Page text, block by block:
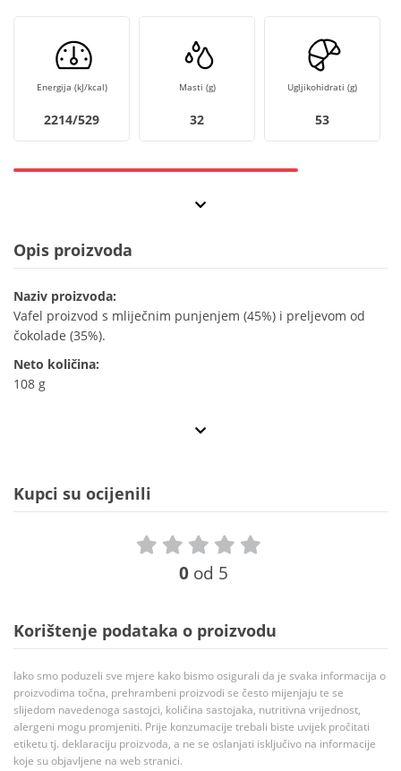
Energija (kJ/kcal)
2214/529
Masti (g)
32
Ugljikohidrati (g)
53
Opis proizvoda
Naziv proizvoda:
Vafel proizvod s mliječnim punjenjem (45%) i preljevom od
čokolade (35%).
Neto količina:
108 g
Kupci su ocijenili
0 od 5
Korištenje podataka o proizvodu
Iako smo poduzeli sve mjere kako bismo osigurali da je svaka informacija o
proizvodima točna, prehrambeni proizvodi se često mijenjaju te se
slijedom navedenoga sastojci, količina sastojaka, nutritivna vrijednost,
alergeni mogu promjeniti. Prije konzumacije trebali biste uvijek pročitati
etiketu tj. deklaraciju proizvoda, a ne se oslanjati isključivo na informacije
koje su objavljene na web stranici.